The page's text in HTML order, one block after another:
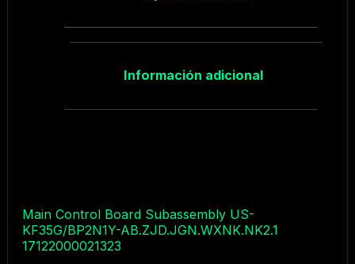
Información adicional
Main Control Board Subassembly US-
KF35G/BP2N1Y-AB.ZJD.JGN.WXNK.NK2.1
17122000021323